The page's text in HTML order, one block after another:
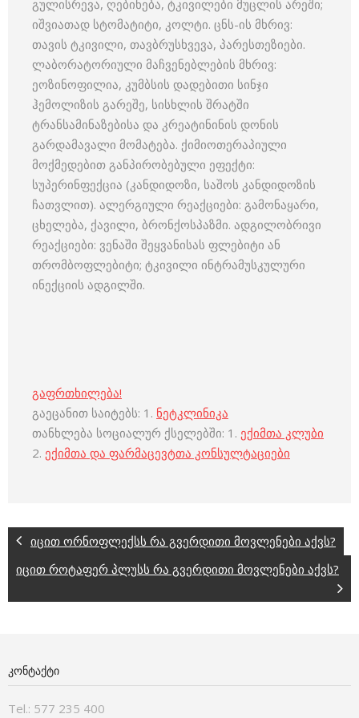
გულისრევა, ღებინება, ტკივილები მუცლის არეში;
იშვიათად სტომატიტი, კოლტი. ცნს-ის მხრივ:
თავის ტკივილი, თავბრუსხვევა, პარესთეზიები.
ლაბორატორიული მაჩვენებლების მხრივ:
ეოზინოფილია, კუმბსის დადებითი სინჯი
ჰემოლიზის გარეშე, სისხლის შრატში
ტრანსამინაზებისა და კრეატინინის დონის
გარდამავალი მომატება. ქიმიოთერაპიული
მოქმედებით განპირობებული ეფექტი:
სუპერინფექცია (კანდიდოზი, საშოს კანდიდოზის
ჩათვლით). ალერგიული რეაქციები: გამონაყარი,
ცხელება, ქავილი, ბრონქოსპაზმი. ადგილობრივი
რეაქციები: ვენაში შეყვანისას ფლებიტი ან
თრომბოფლებიტი; ტკივილი ინტრამუსკულური
ინექციის ადგილში.
გაფრთხილება!
გაეცანით საიტებს: 1. ნეტკლინიკა
თანხლება სოციალურ ქსელებში: 1. ექიმთა კლუბი
2. ექიმთა და ფარმაცევტთა კონსულტაციები
იცით ორნოფლექსს რა გვერდითი მოვლენები აქვს?
იცით როტაფერ პლუსს რა გვერდითი მოვლენები აქვს?
ᲙᲝᲜᲢᲐᲥᲢᲘ
Tel.: 577 235 400